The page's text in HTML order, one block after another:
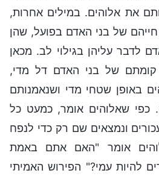
את אלוהים. במילים אחרות,
חייהם של בני האדם בפועל, שהן
לדבר עליהן בגילוי לב. מכאן
קומתם של בני האדם דל מדי,
באופן שטחי מדי ושנאמנותם
כפי שאלוהים אומר, כמעט כל
ונמצאים שם רק כדי לנפח
אומר "האם אתם באמת
להיות עמי?" הפירוש האמיתי